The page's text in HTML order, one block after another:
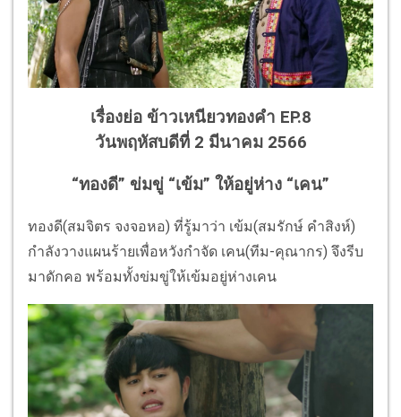
เรื่องย่อ ข้าวเหนียวทองคำ EP.8
วันพฤหัสบดีที่ 2 มีนาคม 2566
“ทองดี” ข่มขู่ “เข้ม” ให้อยู่ห่าง “เคน”
ทองดี(สมจิตร จงจอหอ) ที่รู้มาว่า เข้ม(สมรักษ์ คำสิงห์)
กำลังวางแผนร้ายเพื่อหวังกำจัด เคน(ทีม-คุณากร) จึงรีบ
มาดักคอ พร้อมทั้งข่มขู่ให้เข้มอยู่ห่างเคน